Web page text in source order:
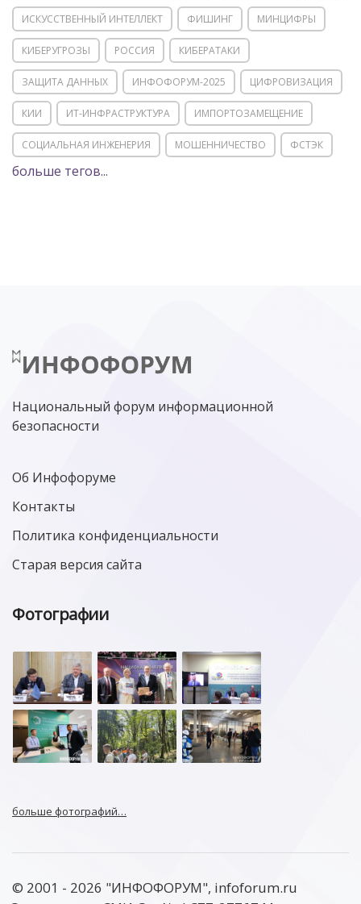
ИСКУССТВЕННЫЙ ИНТЕЛЛЕКТ ФИШИНГ МИНЦИФРЫ
КИБЕРУГРОЗЫ РОССИЯ КИБЕРАТАКИ
ЗАЩИТА ДАННЫХ ИНФОФОРУМ-2025 ЦИФРОВИЗАЦИЯ
КИИ ИТ-ИНФРАСТРУКТУРА ИМПОРТОЗАМЕЩЕНИЕ
СОЦИАЛЬНАЯ ИНЖЕНЕРИЯ МОШЕННИЧЕСТВО ФСТЭК
POSITIVE TECHNOLOGIES
МИНЦИФРЫ РОССИИ NGFW
больше тегов...
Национальный форум информационной
безопасности
Об Инфофоруме
Контакты
Политика конфиденциальности
Старая версия сайта
Фотографии
больше фотографий…
© 2001 - 2026 "ИНФОФОРУМ", infoforum.ru